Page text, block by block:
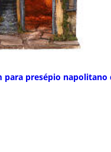
para presépio napolitano